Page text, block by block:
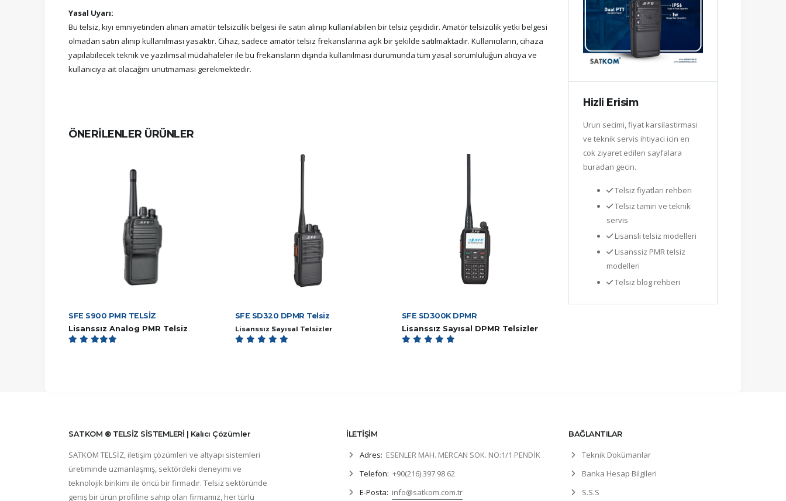
Hizli Erisim
Urun secimi, fiyat karsilastirmasi
ve teknik servis ihtiyaci icin en
cok ziyaret edilen sayfalara
buradan gecin.
Telsiz fiyatlari rehberi
Telsiz tamiri ve teknik
servis
Lisansli telsiz modelleri
Lisanssiz PMR telsiz
modelleri
Telsiz blog rehberi
Yasal Uyarı:
Bu telsiz, kıyı emniyetinden alınan amatör telsizcilik belgesi ile satın alınıp kullanılabilen bir telsiz çeşididir. Amatör telsizcilik yetki belgesi
olmadan satın alınıp kullanılması yasaktır. Cihaz, sadece amatör telsiz frekanslarına açık bir şekilde satılmaktadır. Kullanıcıların, cihaza
yapılabilecek teknik ve yazılımsal müdahaleler ile bu frekansların dışında kullanılması durumunda tüm yasal sorumluluğun alıcıya ve
kullanıcıya ait olacağını unutmaması gerekmektedir.
ÖNERİLENLER ÜRÜNLER
SFE S900 PMR TELSİZ
Lisanssız Analog PMR Telsiz
SFE SD320 DPMR Telsiz
Lisanssız Sayısal Telsizler
SFE SD300K DPMR
Lisanssız Sayısal DPMR Telsizler
SATKOM ® TELSİZ SİSTEMLERİ | Kalıcı Çözümler
SATKOM TELSİZ, iletişim çözümleri ve altyapı sistemleri
üretiminde uzmanlaşmış, sektördeki deneyimi ve
teknolojik birikimi ile öncü bir firmadır. Telsiz sektöründe
geniş bir ürün profiline sahip olan firmamız, her türlü
İLETİŞİM
Adres: ESENLER MAH. MERCAN SOK. NO:1/1 PENDİK
Telefon: +90(216) 397 98 62
E-Posta: info@satkom.com.tr
BAĞLANTILAR
Teknik Dokümanlar
Banka Hesap Bilgileri
S.S.S